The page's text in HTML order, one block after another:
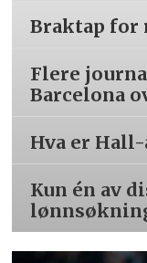
Braktap for
Flere
Barcelona
Hva er
Kun én av